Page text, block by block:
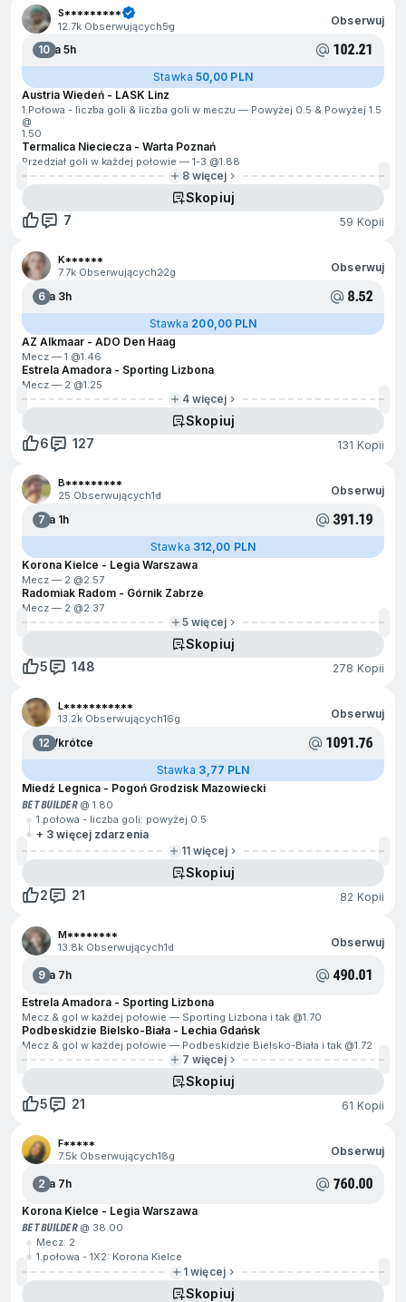
S*********
12.7k Obserwujących5g Obserwuj
10Za 5h 102.21
Stawka 50,00 PLN
Austria Wiedeń - LASK Linz
1.Połowa - liczba goli & liczba goli w meczu — Powyżej 0.5 & Powyżej 1.5
@
1.50
Termalica Nieciecza - Warta Poznań
Przedział goli w każdej połowie — 1-3 @1.88
8 więcej
Skopiuj
7
59 Kopii
K******
7.7k Obserwujących22g Obserwuj
6Za 3h 8.52
Stawka 200,00 PLN
AZ Alkmaar - ADO Den Haag
Mecz — 1 @1.46
Estrela Amadora - Sporting Lizbona
Mecz — 2 @1.25
4 więcej
Skopiuj
6
127 131 Kopii
B*********
25 Obserwujących1d Obserwuj
7Za 1h 391.19
Stawka 312,00 PLN
Korona Kielce - Legia Warszawa
Mecz — 2 @2.57
Radomiak Radom - Górnik Zabrze
Mecz — 2 @2.37
5 więcej
Skopiuj
5
148 278 Kopii
L***********
13.2k Obserwujących16g Obserwuj
12Wkrótce 1091.76
Stawka 3,77 PLN
Miedź Legnica - Pogoń Grodzisk Mazowiecki
BET BUILDER@ 1.80
1.połowa - liczba goli: powyżej 0.5
+ 3 więcej zdarzenia
11 więcej
Skopiuj
2
21 82 Kopii
M********
13.8k Obserwujących1d Obserwuj
9Za 7h 490.01
Estrela Amadora - Sporting Lizbona
Mecz & gol w każdej połowie — Sporting Lizbona i tak @1.70
Podbeskidzie Bielsko-Biała - Lechia Gdańsk
Mecz & gol w każdej połowie — Podbeskidzie Bielsko-Biała i tak @1.72
7 więcej
Skopiuj
5
21 61 Kopii
F*****
7.5k Obserwujących18g Obserwuj
2Za 7h 760.00
Korona Kielce - Legia Warszawa
BET BUILDER@ 38.00
Mecz: 2
1.połowa - 1X2: Korona Kielce
1 więcej
Skopiuj